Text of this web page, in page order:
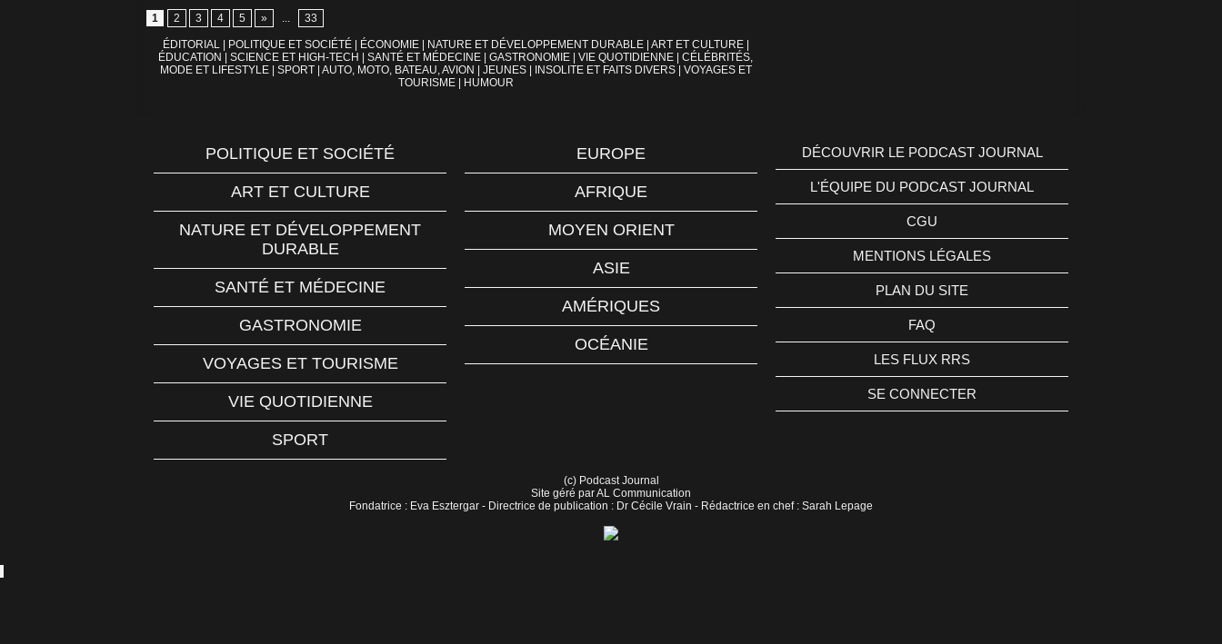
1 2 3 4 5 » ... 33
ÉDITORIAL POLITIQUE ET SOCIÉTÉ ÉCONOMIE NATURE ET DÉVELOPPEMENT DURABLE ART ET CULTURE
ÉDUCATION
SCIENCE ET HIGH-TECH SANTÉ ET MÉDECINE GASTRONOMIE VIE QUOTIDIENNE
CÉLÉBRITÉS,
MODE ET LIFESTYLE
SPORT AUTO, MOTO, BATEAU, AVION JEUNES INSOLITE ET FAITS DIVERS
VOYAGES ET
TOURISME
HUMOUR
POLITIQUE ET SOCIÉTÉ
ART ET CULTURE
NATURE ET DÉVELOPPEMENT
DURABLE
SANTÉ ET MÉDECINE
GASTRONOMIE
VOYAGES ET TOURISME
VIE QUOTIDIENNE
SPORT
EUROPE
AFRIQUE
MOYEN ORIENT
ASIE
AMÉRIQUES
OCÉANIE
DÉCOUVRIR LE PODCAST JOURNAL
L'ÉQUIPE DU PODCAST JOURNAL
CGU
MENTIONS LÉGALES
PLAN DU SITE
FAQ
LES FLUX RRS
SE CONNECTER
(c) Podcast Journal
Site géré par AL Communication
Fondatrice : Eva Esztergar - Directrice de publication : Dr Cécile Vrain - Rédactrice en chef : Sarah Lepage